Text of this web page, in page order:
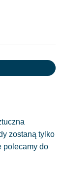
zostaną tylko
polecamy do